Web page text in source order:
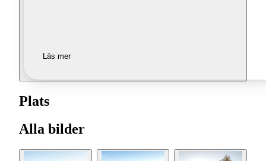
Läs mer
Plats
Alla bilder